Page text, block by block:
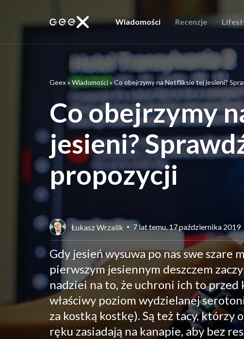
Wiadomości Recenzje
Geex» Wiadomości» Co obejrzymy na Netfliksie tej jesieni?
Co obejrzymy
jesieni?
propozycji
Łukasz Wrzalik 7 lat temu, 17 października 2019
Gdy jesień wysuwa po nas swe szare
pierwszym jesiennym deszczem
nadziei na to, że uchroni ich to przed
właściwy poziom wydzielanej
za kostką kostkę). Są też tacy, którzy
ręku zasiadają na kanapie, aby bez